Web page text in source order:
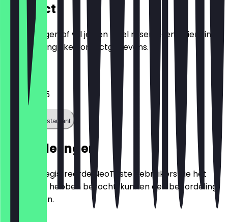
Contact
Heb je vragen of wil je een tafel reserveren? Hier vind
je alle belangrijke contactgegevens.
Telefoon
0683415015
Bel het restaurant
Beoordelingen
Alleen geregistreerde NeoTaste gebruikers die het
restaurant hebben bezocht, kunnen een beoordeling
achterlaten.